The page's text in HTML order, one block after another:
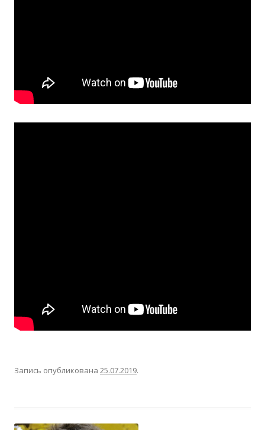
Запись опубликована 25.07.2019.